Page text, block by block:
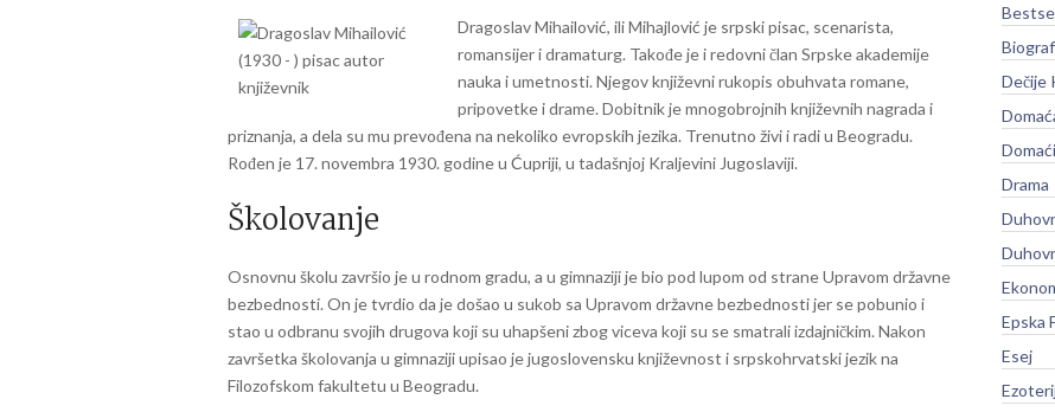
Dragoslav Mihailović, ili Mihajlović je srpski pisac, scenarista,
romansijer i dramaturg. Takođe je i redovni član Srpske akademije
nauka i umetnosti. Njegov književni rukopis obuhvata romane,
pripovetke i drame. Dobitnik je mnogobrojnih književnih nagrada i
priznanja, a dela su mu prevođena na nekoliko evropskih jezika. Trenutno živi i radi u Beogradu.
Rođen je 17. novembra 1930. godine u Ćupriji, u tadašnjoj Kraljevini Jugoslaviji.
Školovanje
Osnovnu školu završio je u rodnom gradu, a u gimnaziji je bio pod lupom od strane Upravom državne
bezbednosti. On je tvrdio da je došao u sukob sa Upravom državne bezbednosti jer se pobunio i
stao u odbranu svojih drugova koji su uhapšeni zbog viceva koji su se smatrali izdajničkim. Nakon
završetka školovanja u gimnaziji upisao je jugoslovensku književnost i srpskohrvatski jezik na
Filozofskom fakultetu u Beogradu.
Dečije
Drama
Epska
Esej